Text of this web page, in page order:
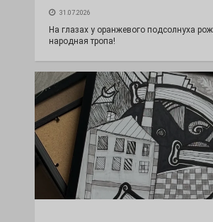
31.07.2026
На глазах у оранжевого подсолнуха
народная тропа!